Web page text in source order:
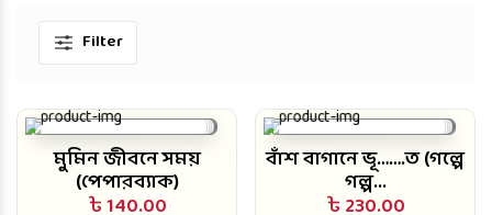
Filter
মুমিন জীবনে সময়
(পেপারব্যাক)
৳ 140.00
বাঁশ বাগানে ভূ…….ত (গল্পে
গল্প...
৳ 230.00